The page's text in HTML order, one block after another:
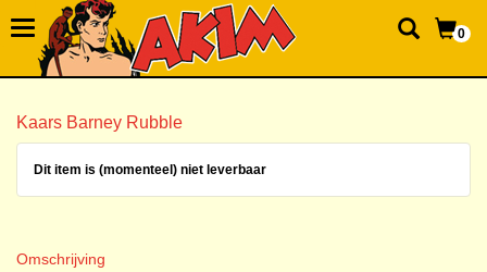
0
Kaars Barney Rubble
Dit item is (momenteel) niet leverbaar
Omschrijving